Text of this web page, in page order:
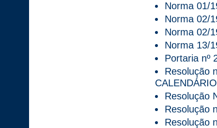
Norma 01/
Norma 02/
Norma 02/
Norma 13/
Portaria nº
Resolução
Resolução
Resolução
Resolução